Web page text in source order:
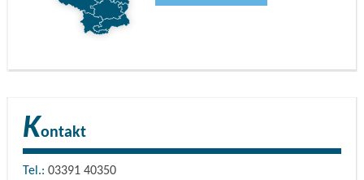
Kontakt
Tel.: 03391 40350